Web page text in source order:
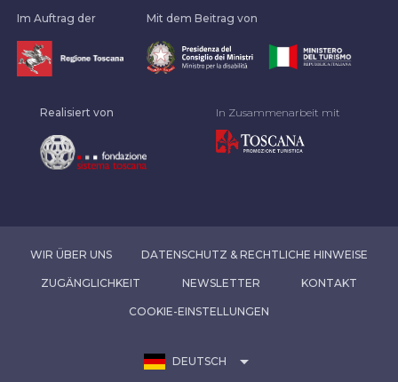
Im Auftrag der Mit dem Beitrag von
Realisiert von In Zusammenarbeit mit
WIR ÜBER UNS DATENSCHUTZ & RECHTLICHE HINWEISE
ZUGÄNGLICHKEIT NEWSLETTER KONTAKT
COOKIE-EINSTELLUNGEN
DEUTSCH arrow_drop_down